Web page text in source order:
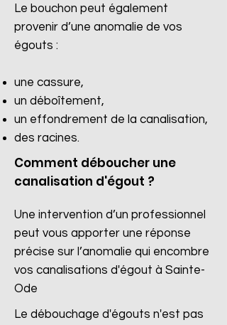
Le bouchon peut également
provenir d’une anomalie de vos
égouts :
une cassure,
un déboîtement,
un effondrement de la canalisation,
des racines.​
Comment déboucher une
canalisation d'égout ?
Une intervention d’un professionnel
peut vous apporter une réponse
précise sur l’anomalie qui encombre
vos canalisations d'égout à Sainte-
Ode
Le débouchage d'égouts n'est pas